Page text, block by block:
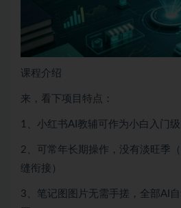
课程介绍
来，看下项目特点：
1、小红书AI教辅可作为小白入门
2、可常年长期操作，没有淡旺季
缝衔接）
3、笔记图图片无需手搓，全部AI